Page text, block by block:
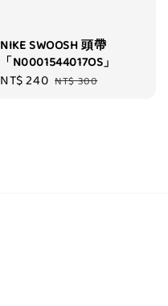
NIKE SWOOSH 頭帶
「N0001544017OS」
Sale
NT$ 240 Regular
NT$ 300